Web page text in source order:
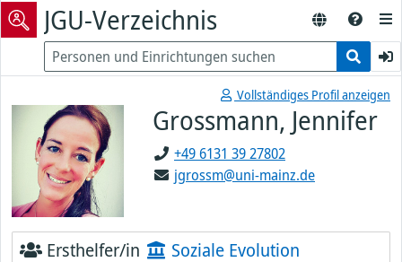
JGU-Verzeichnis
Vollständiges Profil anzeigen
Grossmann, Jennifer
+49 6131 39 27802
jgrossm@uni-mainz.de
Ersthelfer/in Soziale Evolution